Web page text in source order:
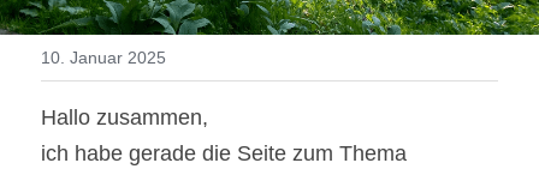
10. Januar 2025
Hallo zusammen,
ich habe gerade die Seite zum Thema